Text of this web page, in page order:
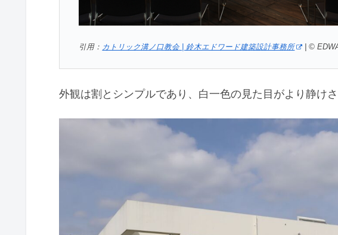
引用： カトリック溝ノ口教会 | 鈴木エドワード建築設計事務所 | ©
外観は割とシンプルであり、白一色の見た目がより静けさ